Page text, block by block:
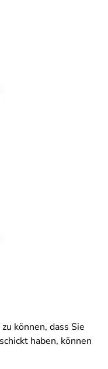
können, dass Sie
haben, können